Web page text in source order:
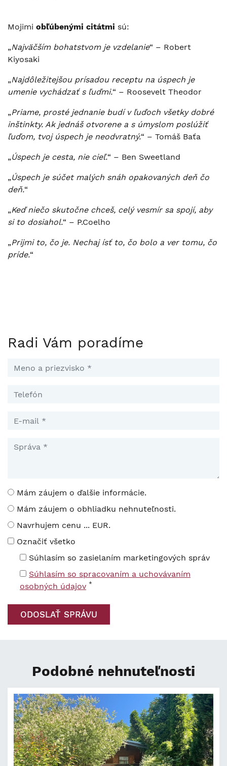
Mojimi obľúbenými citátmi sú:
„Najväčším bohatstvom je vzdelanie“ – Robert
Kiyosaki
„Najdôležitejšou prísadou receptu na úspech je
umenie vychádzať s ľuďmi.“ – Roosevelt Theodor
„Priame, prosté jednanie budí v ľuďoch všetky dobré
inštinkty. Ak jednáš otvorene a s úmyslom poslúžiť
ľuďom, tvoj úspech je neodvratný.“ – Tomáš Baťa
„Úspech je cesta, nie cieľ.“ – Ben Sweetland
„Úspech je súčet malých snáh opakovaných deň čo
deň.“
„Keď niečo skutočne chceš, celý vesmír sa spojí, aby
si to dosiahol.“ – P.Coelho
„Prijmi to, čo je. Nechaj ísť to, čo bolo a ver tomu, čo
príde.“
Radi Vám poradíme
Mám záujem o ďalšie informácie.
Mám záujem o obhliadku nehnuteľnosti.
Navrhujem cenu ... EUR.
Označiť všetko
Súhlasím so zasielaním marketingových správ
Súhlasím so spracovaním a uchovávaním
osobných údajov *
Podobné nehnuteľnosti